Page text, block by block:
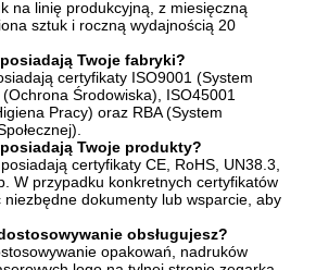
na linię produkcyjną, z miesięczną
sztuk i roczną wydajnością 20
Twoje fabryki?
certyfikaty ISO9001 (System
Środowiska), ISO45001
Pracy) oraz RBA (System
Twoje produkty?
certyfikaty CE, RoHS, UN38.3,
W przypadku konkretnych certyfikatów
niezbędne dokumenty lub wsparcie, aby
obsługujesz?
opakowań, nadruków